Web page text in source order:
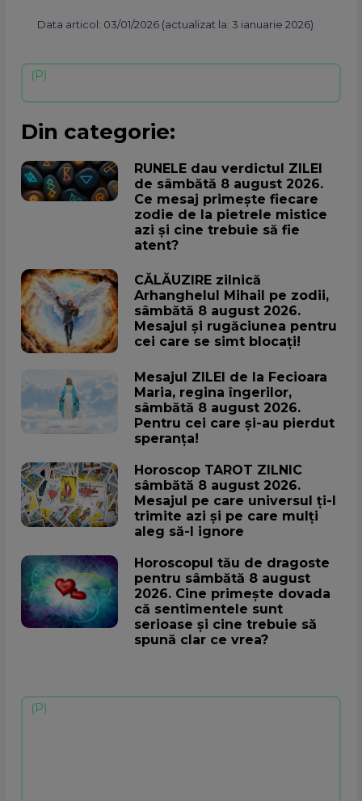
Data articol: 03/01/2026 (actualizat la: 3 ianuarie 2026)
Din categorie:
RUNELE dau verdictul ZILEI
de sâmbătă 8 august 2026.
Ce mesaj primește fiecare
zodie de la pietrele mistice
azi și cine trebuie să fie
atent?
CĂLĂUZIRE zilnică
Arhanghelul Mihail pe zodii,
sâmbătă 8 august 2026.
Mesajul și rugăciunea pentru
cei care se simt blocați!
Mesajul ZILEI de la Fecioara
Maria, regina îngerilor,
sâmbătă 8 august 2026.
Pentru cei care și-au pierdut
speranța!
Horoscop TAROT ZILNIC
sâmbătă 8 august 2026.
Mesajul pe care universul ți-l
trimite azi și pe care mulți
aleg să-l ignore
Horoscopul tău de dragoste
pentru sâmbătă 8 august
2026. Cine primește dovada
că sentimentele sunt
serioase și cine trebuie să
spună clar ce vrea?